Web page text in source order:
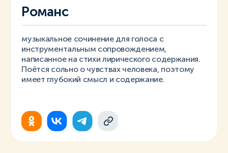
Романс
музыкальное сочинение для голоса с
инструментальным сопровождением,
написанное на стихи лирического содержания.
Поётся сольно о чувствах человека, поэтому
имеет глубокий смысл и содержание.